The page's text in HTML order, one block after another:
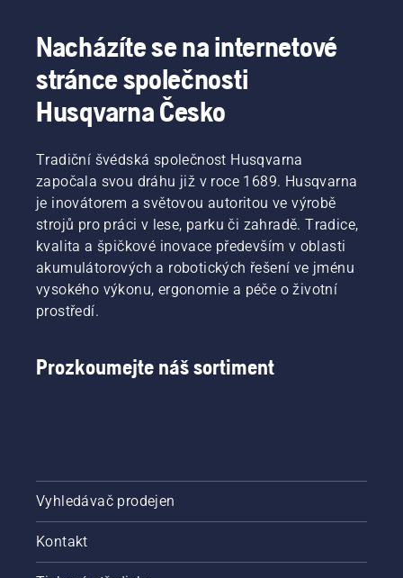
Nacházíte se na internetové
stránce společnosti
Husqvarna Česko
Tradiční švédská společnost Husqvarna
započala svou dráhu již v roce 1689. Husqvarna
je inovátorem a světovou autoritou ve výrobě
strojů pro práci v lese, parku či zahradě. Tradice,
kvalita a špičkové inovace především v oblasti
akumulátorových a robotických řešení ve jménu
vysokého výkonu, ergonomie a péče o životní
prostředí.
Prozkoumejte náš sortiment
Vyhledávač prodejen
Kontakt